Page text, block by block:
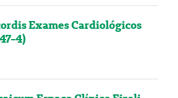
Exames Cardiológicos
4)